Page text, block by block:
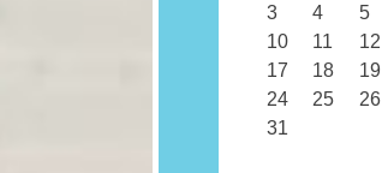
3
4 5
10
11 12
17
18 19
24
25 26
31